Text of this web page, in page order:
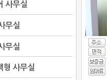
사무실
무실
무실
형 사무실